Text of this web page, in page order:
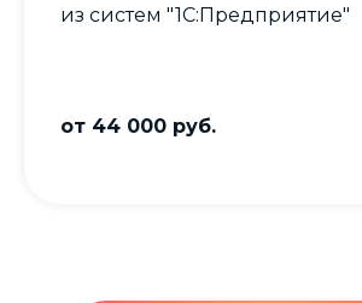
из систем "1С:Предприятие"
от 44 000 руб.